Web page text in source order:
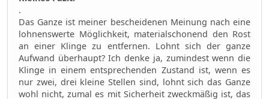
.
Das Ganze ist meiner bescheidenen Meinung nach eine
lohnenswerte Möglichkeit, materialschonend den Rost
an einer Klinge zu entfernen. Lohnt sich der ganze
Aufwand überhaupt? Ich denke ja, zumindest wenn die
Klinge in einem entsprechenden Zustand ist, wenn es
nur zwei, drei kleine Stellen sind, lohnt sich das Ganze
wohl nicht, zumal es mit Sicherheit zweckmäßig ist, das